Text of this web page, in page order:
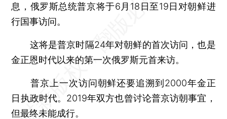
息，俄罗斯总统普京将于6月18日至19日对朝鲜进
行国事访问。
这将是普京时隔24年对朝鲜的首次访问，也是
金正恩时代以来的第一次俄罗斯元首来访。
普京上一次访问朝鲜还要追溯到2000年金正
日执政时代。2019年双方也曾讨论普京访朝事宜，
但最终未能成行。